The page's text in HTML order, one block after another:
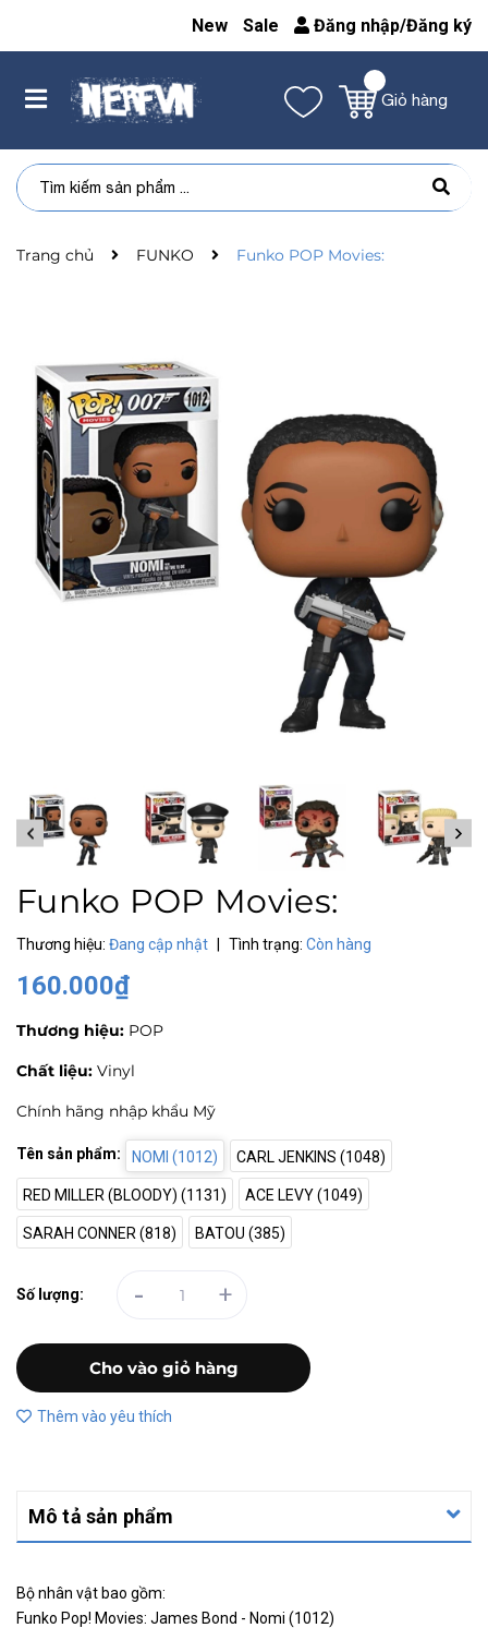
New Sale Đăng nhập/Đăng ký
Giỏ hàng
Trang chủ FUNKO Funko POP Movies:
Funko POP Movies:
Thương hiệu: Đang cập nhật Tình trạng: Còn hàng
160.000₫
Thương hiệu: POP
Chất liệu: Vinyl
Chính hãng nhập khẩu Mỹ
Tên sản phẩm: NOMI (1012) CARL JENKINS (1048)
RED MILLER (BLOODY) (1131) ACE LEVY (1049)
SARAH CONNER (818) BATOU (385)
Số lượng: - +
Cho vào giỏ hàng
Thêm vào yêu thích
Mô tả sản phẩm
Bộ nhân vật bao gồm:
Funko Pop! Movies: James Bond - Nomi (1012)